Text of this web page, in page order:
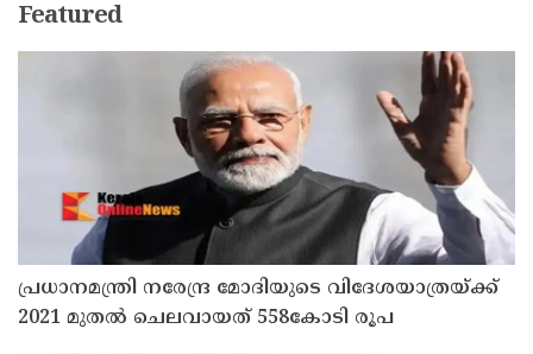
Featured
പ്രധാനമന്ത്രി നരേന്ദ്ര മോദിയുടെ വിദേശയാത്രയ്ക്ക്
2021 മുതല്‍ ചെലവായത് 558കോടി രൂപ